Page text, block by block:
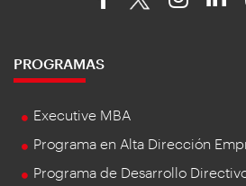
PROGRAMAS
Executive MBA
Programa en Alta Dirección
Programa de Desarrollo